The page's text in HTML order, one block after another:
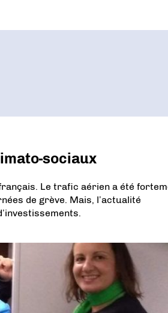
sociaux
Le trafic aérien a été
de grève. Mais, l’actualité